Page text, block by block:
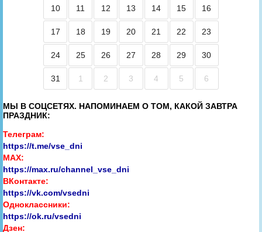
10 11 12 13 14 15 16
17 18 19 20 21 22 23
24 25 26 27 28 29 30
31 1 2 3 4 5 6
МЫ В СОЦСЕТЯХ. НАПОМИНАЕМ О ТОМ, КАКОЙ ЗАВТРА
ПРАЗДНИК:
Телеграм:
https://t.me/vse_dni
MAX:
https://max.ru/channel_vse_dni
ВКонтакте:
https://vk.com/vsedni
Одноклассники:
https://ok.ru/vsedni
Дзен: